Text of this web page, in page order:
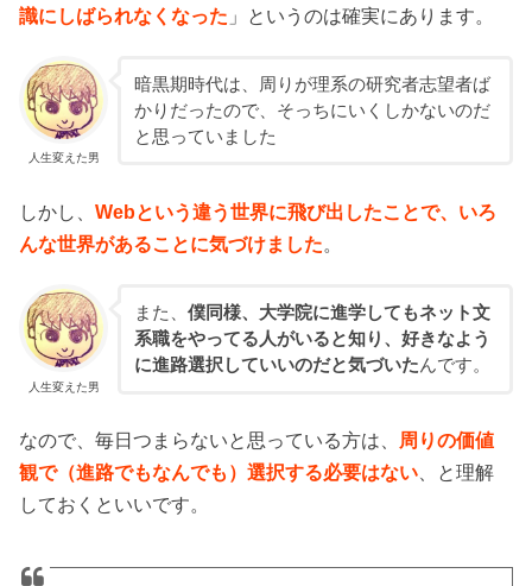
識にしばられなくなった 」というのは確実にあります。
人生変えた男
暗黒期時代は、周りが理系の研究者志望者ば
かりだったので、そっちにいくしかないのだ
と思っていました
しかし、Webという違う世界に飛び出したことで、いろ
んな世界があることに気づけました。
人生変えた男
また、 僕同様、大学院に進学してもネット文
系職をやってる人がいると知り、好きなよう
に進路選択していいのだと気づいたんです。
なので、毎日つまらないと思っている方は、 周りの価値
観で（進路でもなんでも）選択する必要はない 、と理解
しておくといいです。